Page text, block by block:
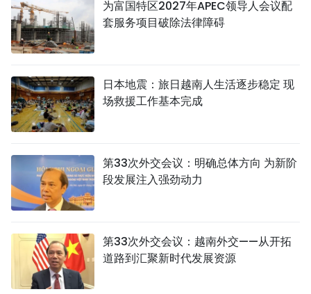
为富国特区2027年APEC领导人会议配
套服务项目破除法律障碍
日本地震：旅日越南人生活逐步稳定 现
场救援工作基本完成
第33次外交会议：明确总体方向 为新阶
段发展注入强劲动力
第33次外交会议：越南外交——从开拓
道路到汇聚新时代发展资源